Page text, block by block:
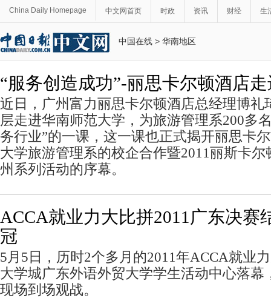
China Daily Homepage 中文网首页 时政 资讯 财经 生
中国在线 > 华南地区
“服务创造成功”-丽思卡尔顿酒店
近日，广州富力丽思卡尔顿酒店总经理博礼
层走进华南师范大学，为旅游管理系200多
务行业”的一课，这一课也正式揭开丽思卡
大学旅游管理系的校企合作暨2011丽斯卡尔
州系列活动的序幕。
ACCA就业力大比拼2011广东决赛
冠
5 月 5 日 ，历时2个多月的2011年ACCA就业
大学城广东外语外贸大学学生活动中心落幕
现场到场观战。